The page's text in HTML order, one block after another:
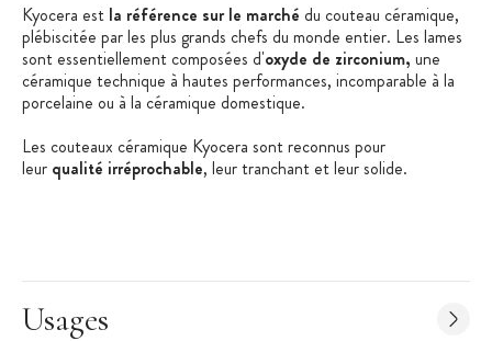
Kyocera est la référence sur le marché du couteau céramique,
plébiscitée par les plus grands chefs du monde entier. Les lames
sont essentiellement composées d'oxyde de zirconium, une
céramique technique à hautes performances, incomparable à la
porcelaine ou à la céramique domestique.
Les couteaux céramique Kyocera sont reconnus pour
leur qualité irréprochable, leur tranchant et leur solide.
Les + produit :
Usages